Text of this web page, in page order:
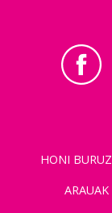
HONI BURUZ
ARAUAK